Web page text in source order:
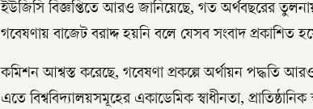
ইউজিসি বিজ্ঞপ্তিতে আরও জানিয়েছে, গত অর্থবছরের
গবেষণায় বাজেট বরাদ্দ হয়নি বলে যেসব সংবাদ প্রকাশিত
কমিশন আশ্বস্ত করেছে, গবেষণা প্রকল্পে অর্থায়ন পদ্ধতি
এতে বিশ্ববিদ্যালয়সমূহের একাডেমিক স্বাধীনতা,